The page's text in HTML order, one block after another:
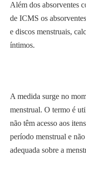
Além dos absorventes
de ICMS os
e discos menstruais,
íntimos.
A medida surge no
menstrual. O termo é
não têm acesso aos
período menstrual e
adequada sobre a